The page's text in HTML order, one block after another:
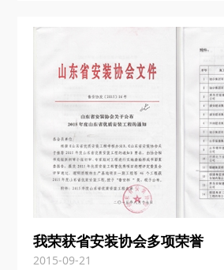
我荣获省安装协会多项荣誉
2015-09-21